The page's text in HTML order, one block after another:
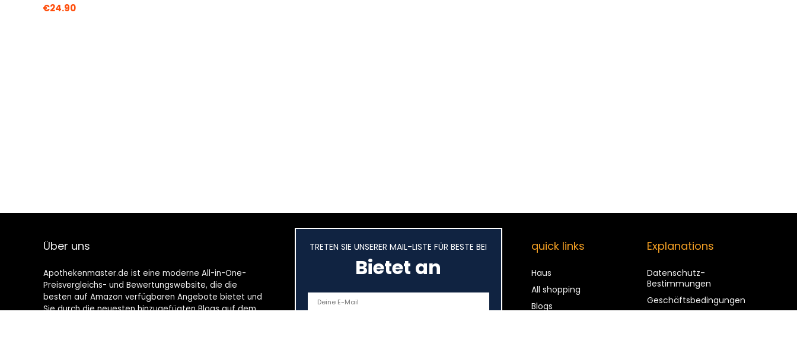
€24.90
Über uns
Apothekenmaster.de ist eine moderne All-in-One-
Preisvergleichs- und Bewertungswebsite, die die
besten auf Amazon verfügbaren Angebote bietet und
Sie durch die neuesten hinzugefügten Blogs auf dem
TRETEN SIE UNSERER MAIL-LISTE FÜR BESTE BEI
Bietet an
quick links
Haus
All shopping
Blogs
Explanations
Datenschutz-
Bestimmungen
Geschäftsbedingungen